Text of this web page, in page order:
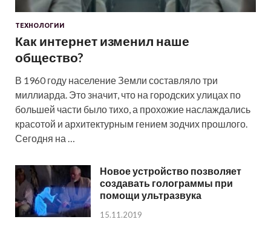
ТЕХНОЛОГИИ
Как интернет изменил наше
общество?
В 1960 году население Земли составляло три
миллиарда. Это значит, что на городских улицах по
большей части было тихо, а прохожие наслаждались
красотой и архитектурным гением зодчих прошлого.
Сегодня на …
Новое устройство позволяет
создавать голограммы при
помощи ультразвука
15.11.2019